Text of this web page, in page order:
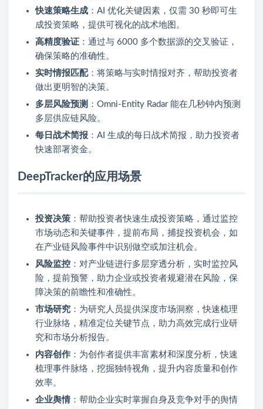
快速策略生成 ：AI 优化关键因素，仅需 30 秒即可生
成投资策略，提供可视化的战术地图。
高精度验证 ：通过与 6000 多个数据源的交叉验证，
确保策略的准确性。
实时情报匹配：将策略与实时情报对齐，帮助投资者
做出更明智的决策。
多层风险预测 ：Omni-Entity Radar 能在几秒钟内预测
多层供应链风险。
每日战术简报 ：AI 生成的每日战术简报，助力投资者
快速部署资金。
DeepTracker的应用场景
投资决策 ：帮助投资者快速生成投资策略，通过监控
市场动态和关键事件，提前布局，捕捉投资机会，如
在产业链风险事件中识别做空或加注机会。
风险监控 ：对产业链进行多层穿透分析，实时监控风
险，提前预警，助力企业或投资者规避潜在风险，保
障决策的前瞻性和准确性。
市场研究 ：为研究人员提供深度市场洞察，快速梳理
行业脉络，精准定位关键节点，助力高效完成行业研
究和市场分析报告。
内容创作 ：为创作者提供丰富素材和深度分析，快速
梳理事件脉络，挖掘独特视角，提升内容质量和创作
效率。
企业舆情 ：帮助企业实时掌握自身及竞争对手的舆情